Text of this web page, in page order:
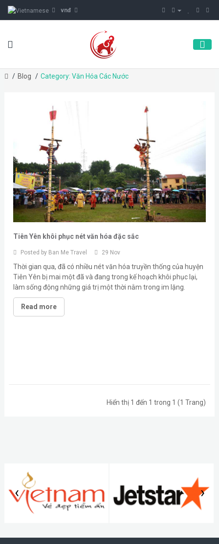
vnđ
Blog Category: Văn Hóa Các Nước
Tiên Yên khôi phục nét văn hóa đặc sắc
Posted by Ban Me Travel 29 Nov
Thời gian qua, đã có nhiều nét văn hóa truyền thống của huyện
Tiên Yên bị mai một đã và đang trong kế hoạch khôi phục lại,
làm sống động những giá trị một thời nằm trong im lặng.
Read more
Hiển thị 1 đến 1 trong 1 (1 Trang)
‹ ›